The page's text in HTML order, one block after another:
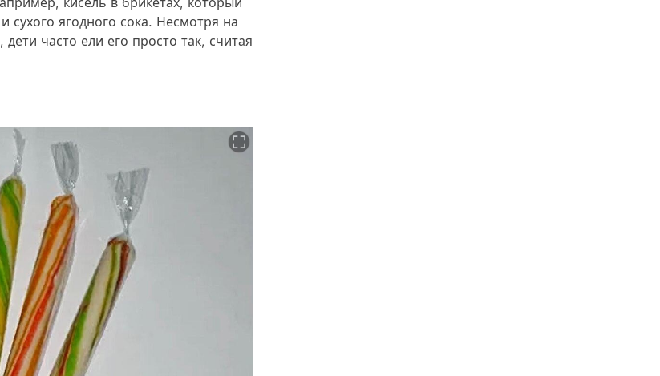
сухого ягодного сока. Несмотря на
часто ели его просто так, считая